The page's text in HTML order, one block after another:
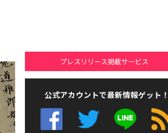
プレスリリース掲載サービス
公式アカウントで最新情報ゲット！